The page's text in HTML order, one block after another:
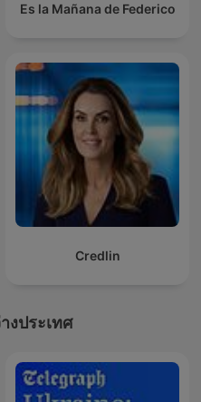
Es la Mañana de Federico
Credlin
งประเทศ